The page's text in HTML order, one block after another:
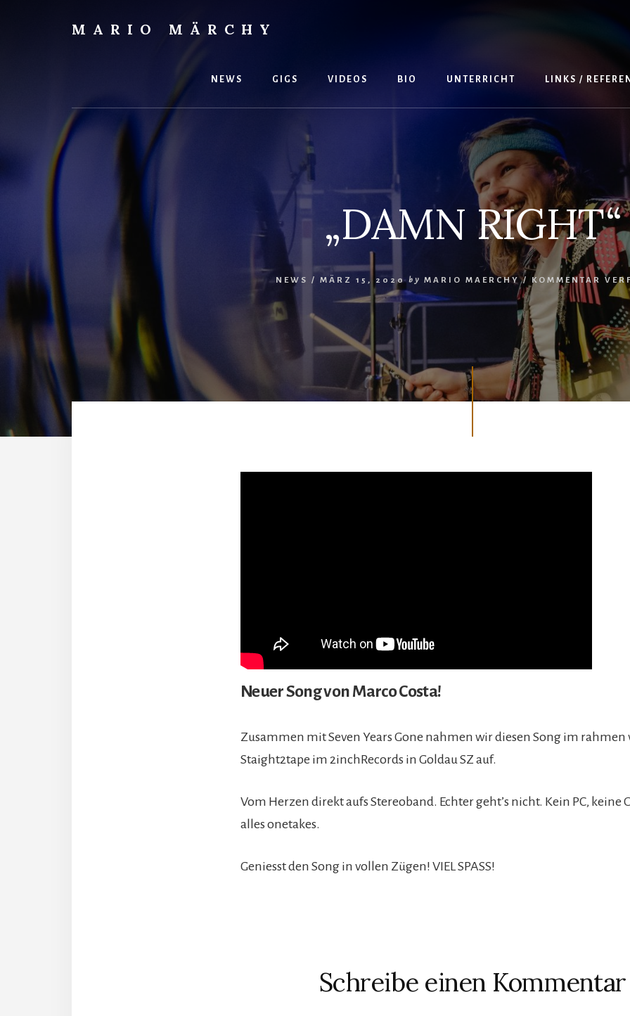
MARIO MÄRCHY
NEWS GIGS VIDEOS BIO UNTERRICHT LINKS /
„DAMN RIGHT“
NEWS / MÄRZ 15, 2020 by MARIO MAERCHY / KOMMENTAR
Neuer Song von Marco Costa!
Zusammen mit Seven Years Gone nahmen wir diesen Song im rahmen
Staight2tape im 2inchRecords in Goldau SZ auf.
Vom Herzen direkt aufs Stereoband. Echter geht’s nicht. Kein PC, keine
alles onetakes.
Geniesst den Song in vollen Zügen! VIEL SPASS!
Interaktionen
Schreibe einen Kommentar